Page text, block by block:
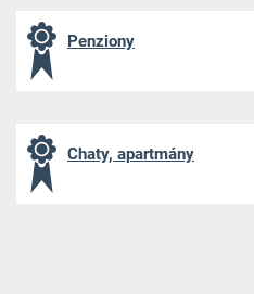
Penziony
Chaty, apartmány